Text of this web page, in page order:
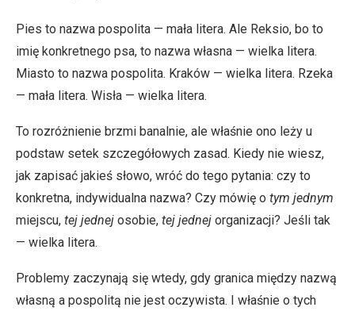
Pies to nazwa pospolita — mała litera. Ale Reksio, bo to
imię konkretnego psa, to nazwa własna — wielka litera.
Miasto to nazwa pospolita. Kraków — wielka litera. Rzeka
— mała litera. Wisła — wielka litera.
To rozróżnienie brzmi banalnie, ale właśnie ono leży u
podstaw setek szczegółowych zasad. Kiedy nie wiesz,
jak zapisać jakieś słowo, wróć do tego pytania: czy to
konkretna, indywidualna nazwa? Czy mówię o tym jednym
miejscu, tej jednej osobie, tej jednej organizacji? Jeśli tak
— wielka litera.
Problemy zaczynają się wtedy, gdy granica między nazwą
własną a pospolitą nie jest oczywista. I właśnie o tych